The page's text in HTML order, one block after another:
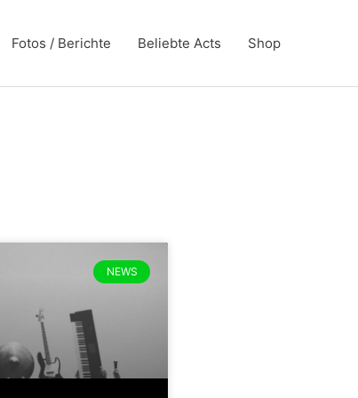
Fotos / Berichte Beliebte Acts Shop
NEWS